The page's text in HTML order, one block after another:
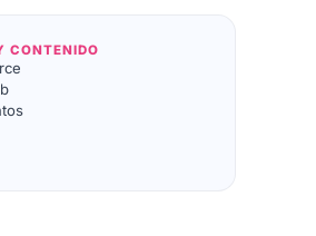
CONTENIDO